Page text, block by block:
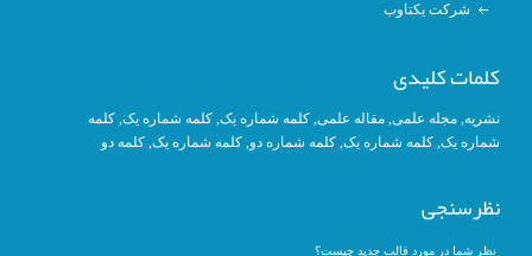
شرکت یکتاوب
کلمات کلیدی
نشریه,مجله علمی,مقاله علمی,کلمه شماره یک, کلمه شماره یک,کلمه
شماره یک,کلمه شماره یک, کلمه شماره دو,کلمه شماره یک,کلمه دو
نظرسنجی
نظر شما در مورد قالب جدید چیست؟